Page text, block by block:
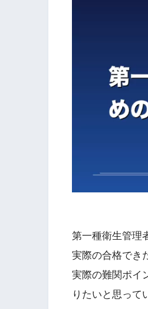
第一種衛生管理
実際の合格でき
実際の難関ポイ
りたいと思って